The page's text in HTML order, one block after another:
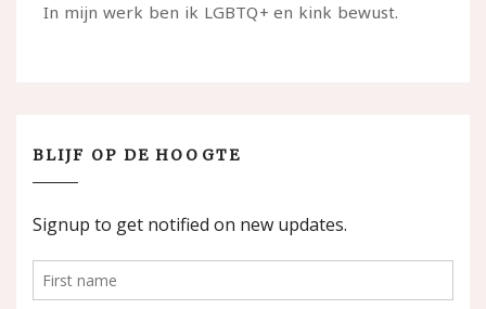
In mijn werk ben ik LGBTQ+ en kink bewust.
BLIJF OP DE HOOGTE